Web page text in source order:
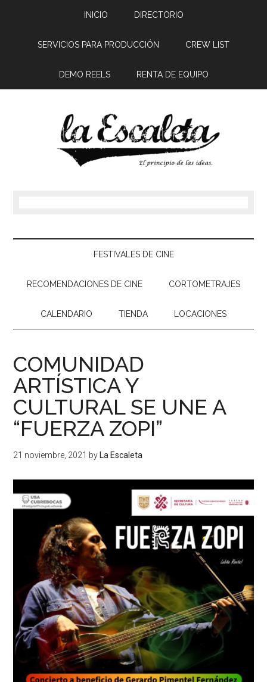
INICIO DIRECTORIO
SERVICIOS PARA PRODUCCIÓN CREW LIST
DEMO REELS RENTA DE EQUIPO
FESTIVALES DE CINE
RECOMENDACIONES DE CINE CORTOMETRAJES
CALENDARIO TIENDA LOCACIONES
COMUNIDAD
ARTÍSTICA Y
CULTURAL SE UNE A
“FUERZA ZOPI”
21 noviembre, 2021 by La Escaleta